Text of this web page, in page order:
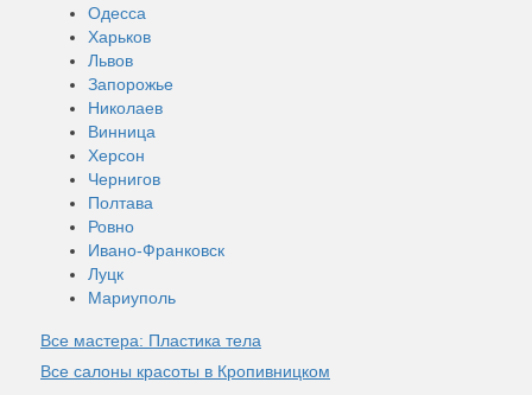
Одесса
Харьков
Львов
Запорожье
Николаев
Винница
Херсон
Чернигов
Полтава
Ровно
Ивано-Франковск
Луцк
Мариуполь
Все мастера: Пластика тела
Все салоны красоты в Кропивницком